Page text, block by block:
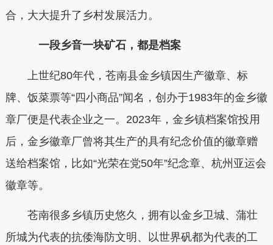
合，大大提升了乡村发展活力。
一段乡音一块矿石，都是档案
上世纪80年代，苍南县金乡镇因生产徽章、标
牌、饭菜票等“四小商品”闻名，创办于1983年的金乡徽
章厂便是代表企业之一。2023年，金乡镇档案馆投用
后，金乡徽章厂曾将其生产的具有纪念价值的徽章赠
送给档案馆，比如“光荣在党50年”纪念章、杭州亚运会
徽章等。
苍南很多乡镇历史悠久，拥有以金乡卫城、蒲壮
所城为代表的抗倭海防文明、以世界矾都为代表的工